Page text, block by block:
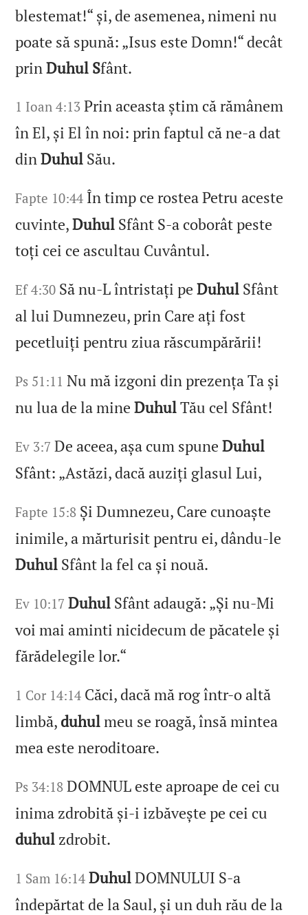
blestemat!“ și, de asemenea, nimeni nu
poate să spună: „Isus este Domn!“ decât
prinDuhul Sfânt.
1 Ioan 4:13 Prin aceasta știm că rămânem
în El, și El în noi: prin faptul că ne‑a dat
dinDuhul Său.
Fapte 10:44 În timp ce rostea Petru aceste
cuvinte,Duhul Sfânt S‑a coborât peste
toți cei ce ascultau Cuvântul.
Ef 4:30 Să nu‑L întristați peDuhul Sfânt
al lui Dumnezeu, prin Care ați fost
pecetluiți pentru ziua răscumpărării!
Ps 51:11 Nu mă izgoni din prezența Ta și
nu lua de la mineDuhulTău cel Sfânt!
Ev 3:7 De aceea, așa cum spuneDuhul
Sfânt: „Astăzi, dacă auziți glasul Lui,
Fapte 15:8 Și Dumnezeu, Care cunoaște
inimile, a mărturisit pentru ei, dându‑le
Duhul Sfânt la fel ca și nouă.
Ev 10:17 Duhul Sfânt adaugă: „Și nu‑Mi
voi mai aminti nicidecum de păcatele și
fărădelegile lor.“
1 Cor 14:14 Căci, dacă mă rog într‑o altă
limbă, duhulmeu se roagă, însă mintea
mea este neroditoare.
Ps 34:18 DOMNUL este aproape de cei cu
inima zdrobită și‑i izbăvește pe cei cu
duhul zdrobit.
1 Sam 16:14 DuhulDOMNULUI S‑a
îndepărtat de la Saul, și un duh rău de la